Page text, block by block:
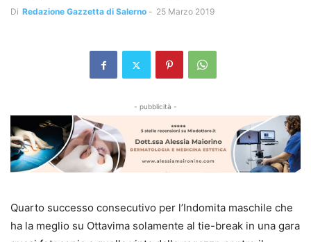
Di Redazione Gazzetta di Salerno - 25 Marzo 2019
- pubblicità -
Quarto successo consecutivo per l’Indomita maschile che
ha la meglio su Ottavima solamente al tie-break in una gara